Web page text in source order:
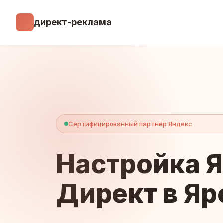
директ-реклама
Сертифицированный партнёр Яндекс
Настройка
Директ в